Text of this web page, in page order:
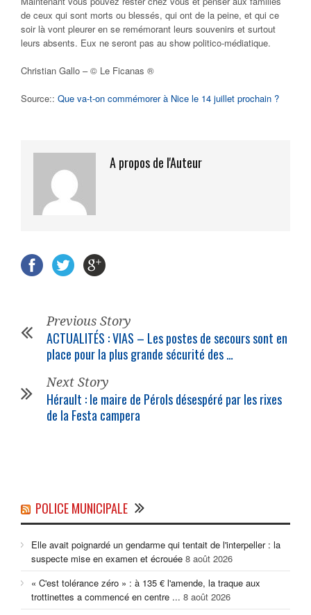
de ceux qui sont morts ou blessés, qui ont de la peine, et qui ce
soir là vont pleurer en se remémorant leurs souvenirs et surtout
leurs absents. Eux ne seront pas au show politico-médiatique.
Christian Gallo – © Le Ficanas ®
Source:: Que va-t-on commémorer à Nice le 14 juillet prochain ?
A propos de l'Auteur
Previous Story
ACTUALITÉS : VIAS – Les postes de secours sont en
place pour la plus grande sécurité des …
Next Story
Hérault : le maire de Pérols désespéré par les rixes
de la Festa campera
POLICE MUNICIPALE
Elle avait poignardé un gendarme qui tentait de l'interpeller : la
suspecte mise en examen et écrouée 8 août 2026
« C'est tolérance zéro » : à 135 € l'amende, la traque aux
trottinettes a commencé en centre ... 8 août 2026